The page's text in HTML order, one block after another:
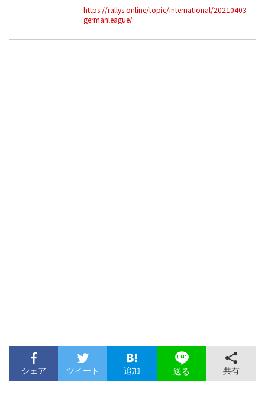
https://rallys.online/topic/international/20210403
germanleague/
シェア ツイート 追加 送る 共有